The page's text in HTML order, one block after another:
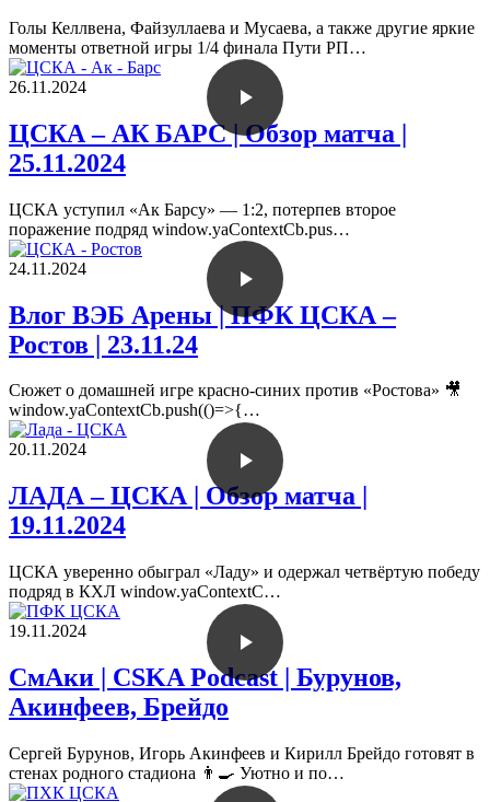
Голы Келлвена, Файзуллаева и Мусаева, а также другие яркие
моменты ответной игры 1/4 финала Пути РП…
26.11.2024
ЦСКА – АК БАРС | Обзор матча |
25.11.2024
ЦСКА уступил «Ак Барсу» — 1:2, потерпев второе
поражение подряд window.yaContextCb.pus…
24.11.2024
Влог ВЭБ Арены | ПФК ЦСКА –
Ростов | 23.11.24
Сюжет о домашней игре красно-синих против «Ростова» 🎥
window.yaContextCb.push(()=>{…
20.11.2024
ЛАДА – ЦСКА | Обзор матча |
19.11.2024
ЦСКА уверенно обыграл «Ладу» и одержал четвёртую победу
подряд в КХЛ window.yaContextC…
19.11.2024
СмАки | CSKA Podcast | Бурунов,
Акинфеев, Брейдо
Сергей Бурунов, Игорь Акинфеев и Кирилл Брейдо готовят в
стенах родного стадиона 👨🍳 Уютно и по…